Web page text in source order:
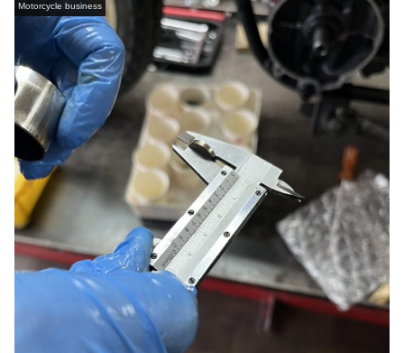
Motorcycle business